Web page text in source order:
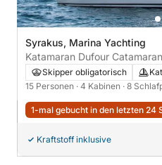
Syrakus, Marina Yachting
Katamaran Dufour
Skipper obligatorisch
15 Personen · 4 Kabinen · 8
1-mal gebucht in den letzten 24
Kraftstoff inklusive